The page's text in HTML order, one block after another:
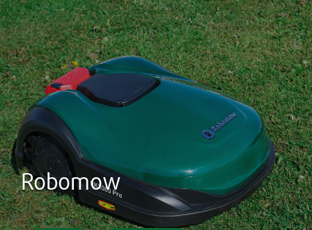
Robomow